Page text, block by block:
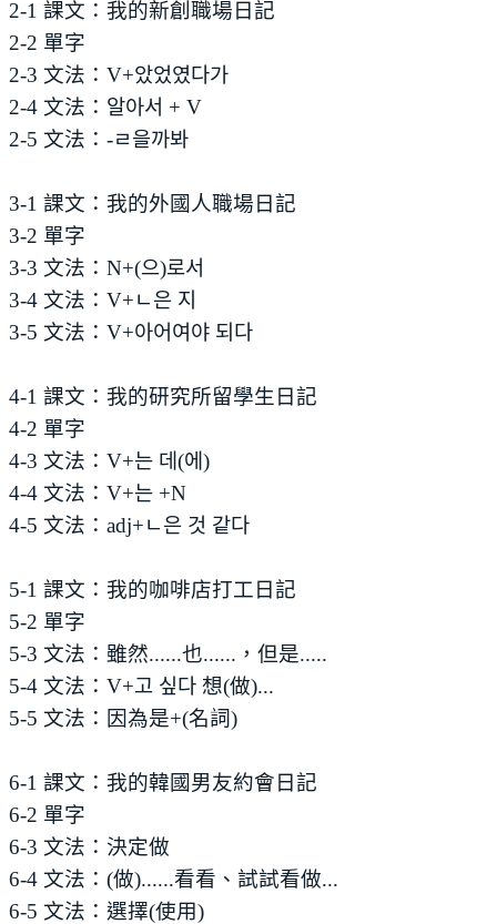
2-1 課文：我的新創職場日記
2-2 單字
2-3 文法：V+았었였다가
2-4 文法：알아서 + V
2-5 文法：-ㄹ을까봐
3-1 課文：我的外國人職場日記
3-2 單字
3-3 文法：N+(으)로서
3-4 文法：V+ㄴ은 지
3-5 文法：V+아어여야 되다
4-1 課文：我的研究所留學生日記
4-2 單字
4-3 文法：V+는 데(에)
4-4 文法：V+는 +N
4-5 文法：adj+ㄴ은 것 같다
5-1 課文：我的咖啡店打工日記
5-2 單字
5-3 文法：雖然......也......，但是.....
5-4 文法：V+고 싶다 想(做)...
5-5 文法：因為是+(名詞)
6-1 課文：我的韓國男友約會日記
6-2 單字
6-3 文法：決定做
6-4 文法：(做)......看看、試試看做...
6-5 文法：選擇(使用)